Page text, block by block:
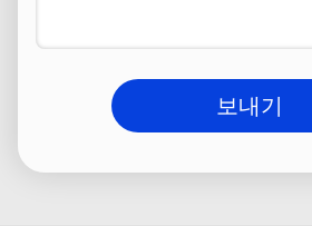
보내기